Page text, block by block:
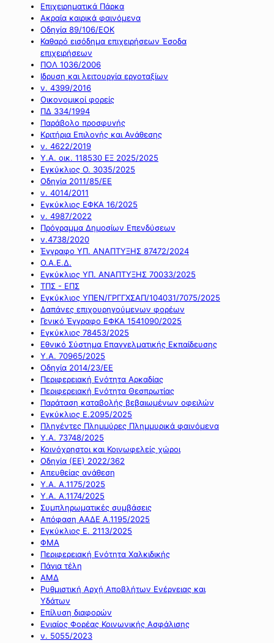
Επιχειρηματικά Πάρκα
Ακραία καιρικά φαινόμενα
Οδηγία 89/106/ΕΟΚ
Καθαρό εισόδημα επιχειρήσεων Έσοδα
επιχειρήσεων
ΠΟΛ 1036/2006
Ιδρυση και λειτουργία εργοταξίων
ν. 4399/2016
Οικονομικοί φορείς
ΠΔ 334/1994
Παράβολο προσφυγής
Κριτήρια Επιλογής και Ανάθεσης
ν. 4622/2019
Υ.Α. οικ. 118530 ΕΞ 2025/2025
Εγκύκλιος Ο. 3035/2025
Οδηγία 2011/85/ΕΕ
ν. 4014/2011
Εγκύκλιος ΕΦΚΑ 16/2025
ν. 4987/2022
Πρόγραμμα Δημοσίων Επενδύσεων
ν.4738/2020
Έγγραφο ΥΠ. ΑΝΑΠΤΥΞΗΣ 87472/2024
Ο.Α.Ε.Δ.
Εγκύκλιος ΥΠ. ΑΝΑΠΤΥΞΗΣ 70033/2025
ΤΠΣ - ΕΠΣ
Εγκύκλιος ΥΠΕΝ/ΓΡΓΓΧΣΑΠ/104031/7075/2025
Δαπάνες επιχουρηγούμενων φορέων
Γενικό Έγγραφο ΕΦΚΑ 1541090/2025
Εγκύκλιος 78453/2025
Εθνικό Σύστημα Επαγγελματικής Εκπαίδευσης
Υ.Α. 70965/2025
Οδηγία 2014/23/ΕΕ
Περιφερειακή Ενότητα Αρκαδίας
Περιφερειακή Ενότητα Θεσπρωτίας
Παράταση καταβολής βεβαιωμένων οφειλών
Εγκύκλιος Ε.2095/2025
Πληγέντες Πλημμύρες Πλημμυρικά φαινόμενα
Υ.Α. 73748/2025
Κοινόχρηστοι και Κοινωφελείς χώροι
Οδηγία (ΕΕ) 2022/362
Απευθείας ανάθεση
Υ.Α. Α.1175/2025
Υ.Α. Α.1174/2025
Συμπληρωματικές συμβάσεις
Απόφαση ΑΑΔΕ Α.1195/2025
Εγκύκλιος Ε. 2113/2025
ΦΜΑ
Περιφερειακή Ενότητα Χαλκιδικής
Πάγια τέλη
ΑΜΔ
Ρυθμιστική Αρχή Αποβλήτων Ενέργειας και
Υδάτων
Επίλυση διαφορών
Ενιαίος Φορέας Κοινωνικής Ασφάλισης
ν. 5055/2023